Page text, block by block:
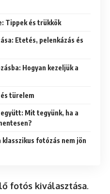
Tippek és trükkök
Etetés, pelenkázás és
Hogyan kezeljük a
türelem
Mit tegyünk, ha a
fotózás nem jön
fotós kiválasztása.